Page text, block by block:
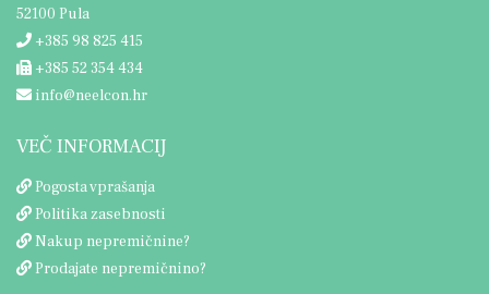
52100 Pula
+385 98 825 415
+385 52 354 434
info@neelcon.hr
VEČ INFORMACIJ
Pogosta vprašanja
Politika zasebnosti
Nakup nepremičnine?
Prodajate nepremičnino?